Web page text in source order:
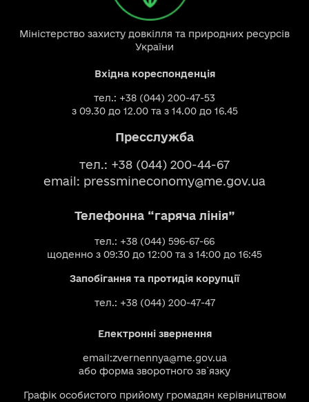
Міністерство захисту довкілля та природних ресурсів
України
Вхідна кореспонденція
тел.: +38 (044) 200-47-53
з 09.30 до 12.00 та з 14.00 до 16.45
Пресслужба
тел.: +38 (044) 200-44-67
email: pressmineconomy@me.gov.ua
Телефонна “гаряча лінія”
тел.: +38 (044) 596-67-66
щоденно з 09:30 до 12:00 та з 14:00 до 16:45
Запобігання та протидія корупції
тел.: +38 (044) 200-47-47
Електронні звернення
email:zvernennya@me.gov.ua
або форма зворотного зв`язку
Графік особистого прийому громадян керівництвом